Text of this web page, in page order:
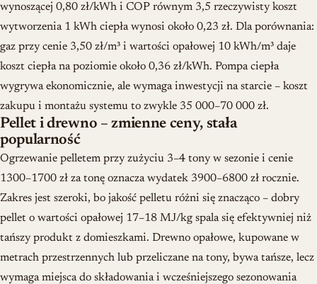
wynoszącej 0,80 zł/kWh i COP równym 3,5 rzeczywisty koszt
wytworzenia 1 kWh ciepła wynosi około 0,23 zł. Dla porównania:
gaz przy cenie 3,50 zł/m³ i wartości opałowej 10 kWh/m³ daje
koszt ciepła na poziomie około 0,36 zł/kWh. Pompa ciepła
wygrywa ekonomicznie, ale wymaga inwestycji na starcie – koszt
zakupu i montażu systemu to zwykle 35 000–70 000 zł.
Pellet i drewno – zmienne ceny, stała
popularność
Ogrzewanie pelletem przy zużyciu 3–4 tony w sezonie i cenie
1300–1700 zł za tonę oznacza wydatek 3900–6800 zł rocznie.
Zakres jest szeroki, bo jakość pelletu różni się znacząco – dobry
pellet o wartości opałowej 17–18 MJ/kg spala się efektywniej niż
tańszy produkt z domieszkami. Drewno opałowe, kupowane w
metrach przestrzennych lub przeliczane na tony, bywa tańsze, lecz
wymaga miejsca do składowania i wcześniejszego sezonowania